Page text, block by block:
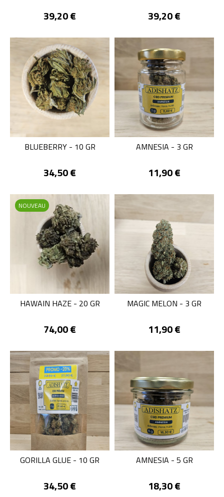
Prix
39,20 € Prix
39,20 €
BLUEBERRY - 10 GR
Prix
34,50 €
AMNESIA - 3 GR
Prix
11,90 €
HAWAIN HAZE - 20 GR
Prix
74,00 €
NOUVEAU
MAGIC MELON - 3 GR
Prix
11,90 €
GORILLA GLUE - 10 GR
Prix
34,50 €
AMNESIA - 5 GR
Prix
18,30 €